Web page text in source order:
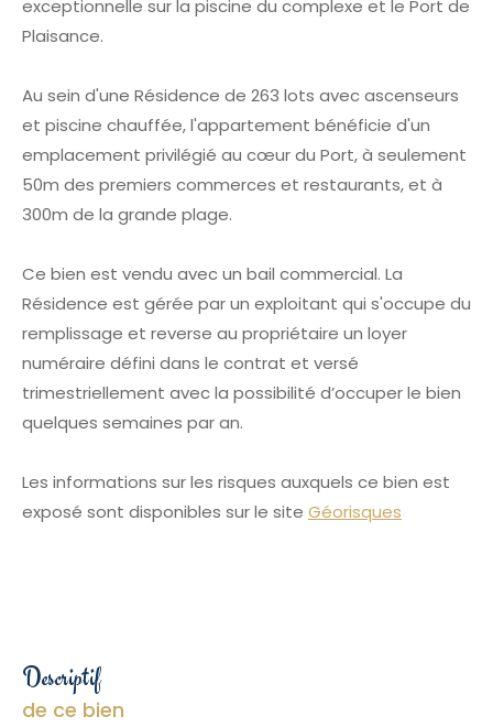
exceptionnelle sur la piscine du complexe et le Port de
Plaisance.
Au sein d'une Résidence de 263 lots avec ascenseurs
et piscine chauffée, l'appartement bénéficie d'un
emplacement privilégié au cœur du Port, à seulement
50m des premiers commerces et restaurants, et à
300m de la grande plage.
Ce bien est vendu avec un bail commercial. La
Résidence est gérée par un exploitant qui s'occupe du
remplissage et reverse au propriétaire un loyer
numéraire défini dans le contrat et versé
trimestriellement avec la possibilité d’occuper le bien
quelques semaines par an.
Les informations sur les risques auxquels ce bien est
exposé sont disponibles sur le site Géorisques
descriptif
de ce bien